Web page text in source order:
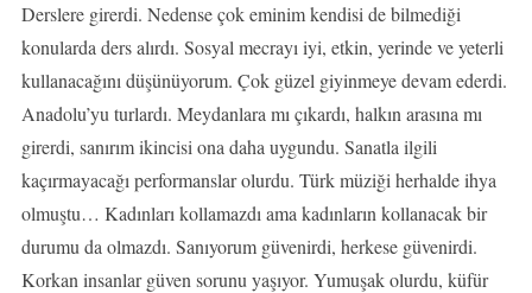
Derslere girerdi. Nedense çok eminim kendisi de bilmediği
konularda ders alırdı. Sosyal mecrayı iyi, etkin, yerinde ve yeterli
kullanacağını düşünüyorum. Çok güzel giyinmeye devam ederdi.
Anadolu’yu turlardı. Meydanlara mı çıkardı, halkın arasına mı
girerdi, sanırım ikincisi ona daha uygundu. Sanatla ilgili
kaçırmayacağı performanslar olurdu. Türk müziği herhalde ihya
olmuştu… Kadınları kollamazdı ama kadınların kollanacak bir
durumu da olmazdı. Sanıyorum güvenirdi, herkese güvenirdi.
Korkan insanlar güven sorunu yaşıyor. Yumuşak olurdu, küfür